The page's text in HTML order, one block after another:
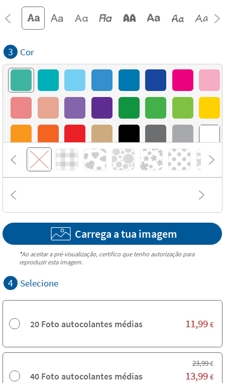
3 Cor
Carrega a tua imagem
*Ao aceitar a pré-visualização, certifico que tenho autorização para
reproduzir esta imagem.
4 Selecione
20 Foto autocolantes médias 11,99 €
40 Foto autocolantes médias
23,99€
13,99 €